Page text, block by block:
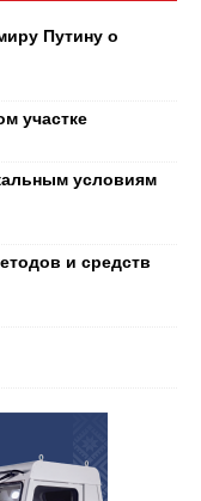
Путину о
участке
условиям
и средств